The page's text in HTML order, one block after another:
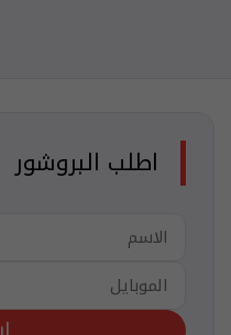
اطلب البروشور